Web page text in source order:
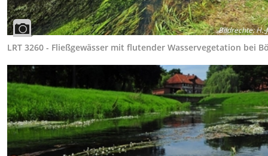
Bildrechte:H.-
LRT 3260 - Fließgewässer mit flutender Wasservegetation bei